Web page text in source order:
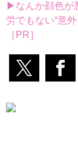
▶なんか顔色が
労でもない“意
［PR］